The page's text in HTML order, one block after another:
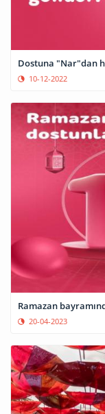
Dostuna "Nar"dan
10-12-2022
Ramazan
20-04-2023